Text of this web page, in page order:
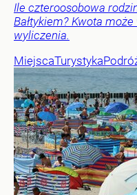
Ile czteroosobowa
Bałtykiem? Kwota
wyliczenia.
MiejscaTurystyka